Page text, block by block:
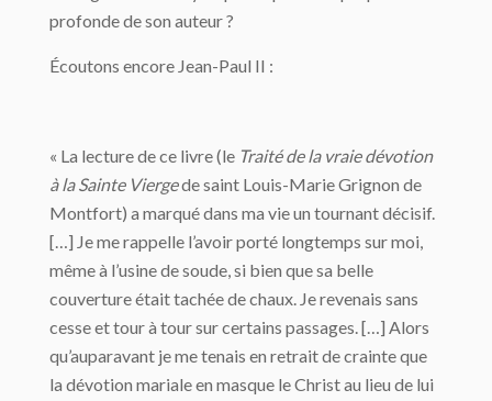
profonde de son auteur ?
Écoutons encore Jean-Paul II :
« La lecture de ce livre (le Traité de la vraie dévotion
à la Sainte Viergede saint Louis-Marie Grignon de
Montfort) a marqué dans ma vie un tournant décisif.
[…] Je me rappelle l’avoir porté longtemps sur moi,
même à l’usine de soude, si bien que sa belle
couverture était tachée de chaux. Je revenais sans
cesse et tour à tour sur certains passages. […] Alors
qu’auparavant je me tenais en retrait de crainte que
la dévotion mariale en masque le Christ au lieu de lui